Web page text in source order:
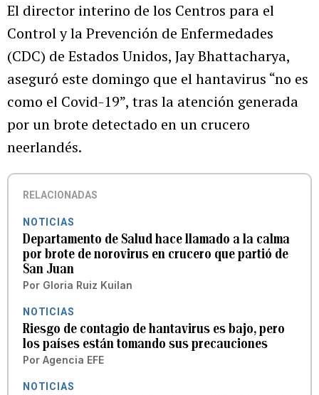
El director interino de los Centros para el
Control y la Prevención de Enfermedades
(CDC) de Estados Unidos, Jay Bhattacharya,
aseguró este domingo que el hantavirus “no es
como el Covid-19”, tras la atención generada
por un brote detectado en un crucero
neerlandés.
RELACIONADAS
NOTICIAS
Departamento de Salud hace llamado a la calma
por brote de norovirus en crucero que partió de
San Juan
Por Gloria Ruiz Kuilan
NOTICIAS
Riesgo de contagio de hantavirus es bajo, pero
los países están tomando sus precauciones
Por Agencia EFE
NOTICIAS